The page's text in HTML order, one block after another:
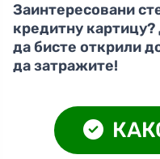
Заинтересовани
кредитну
да бисте открили
да затражите!